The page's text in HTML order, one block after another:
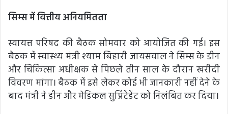
सिम्स में वित्तीय अनियमितता
स्वायत्त परिषद की बैठक सोमवार को आयोजित की गई। इस
बैठक मेंस्वास्थ्य मंत्री श्याम बिहारी जायसवाल ने सिम्स के डीन
और चिकित्सा अधीक्षक से पिछले तीन साल के दौरान खरीदी
विवरण मांगा। बैठक में इसे लेकर कोई भी जानकारी नहीं देने के
बाद मंत्री ने डीन और मेडिकल सुप्रिंटेंडेंट को निलंबित कर दिया।